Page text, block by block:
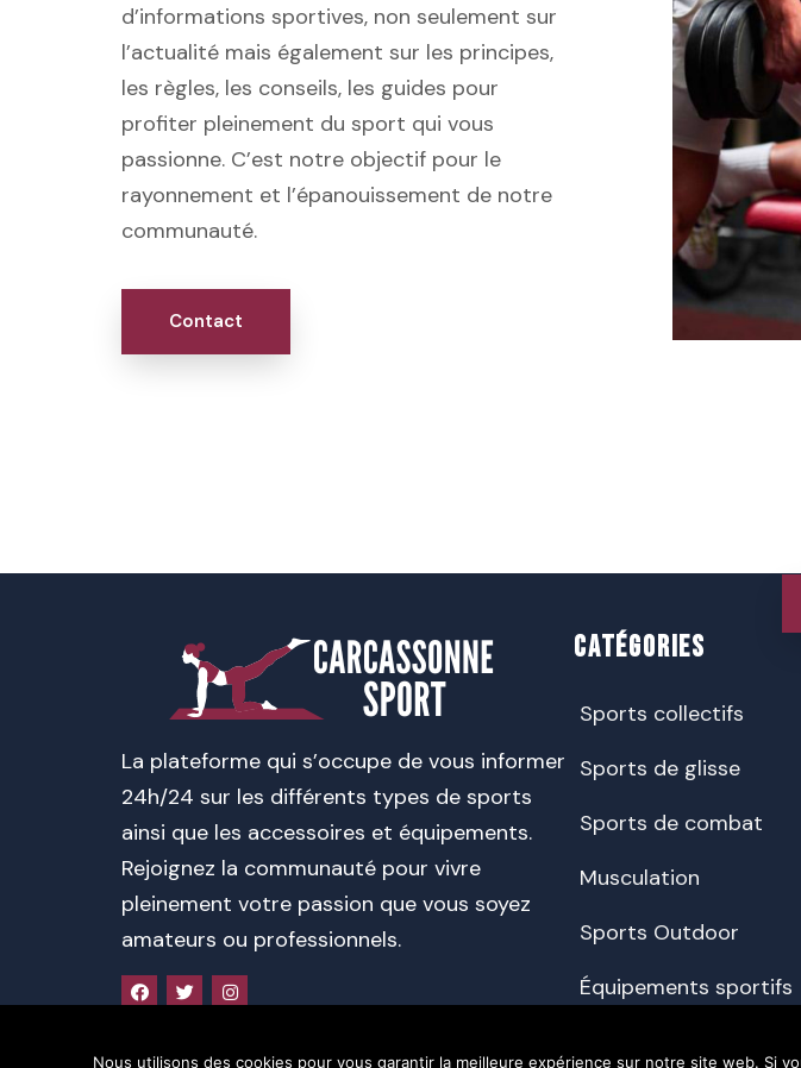
d’informations sportives, non seulement sur
l’actualité mais également sur les principes,
les règles, les conseils, les guides pour
profiter pleinement du sport qui vous
passionne. C’est notre objectif pour le
rayonnement et l’épanouissement de notre
communauté.
Contact
La plateforme qui s’occupe de vous informer
24h/24 sur les différents types de sports
ainsi que les accessoires et équipements.
Rejoignez la communauté pour vivre
pleinement votre passion que vous soyez
amateurs ou professionnels.
CATÉGORIES
Sports collectifs
Sports de glisse
Sports de combat
Musculation
Sports Outdoor
Équipements sportifs
Nous utilisons des cookies pour vous garantir la meilleure expérience sur notre site web. Si